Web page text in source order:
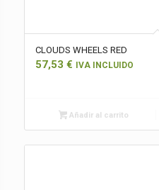
CLOUDS WHEELS RED
57,53 € IVA INCLUIDO
Añadir al carrito